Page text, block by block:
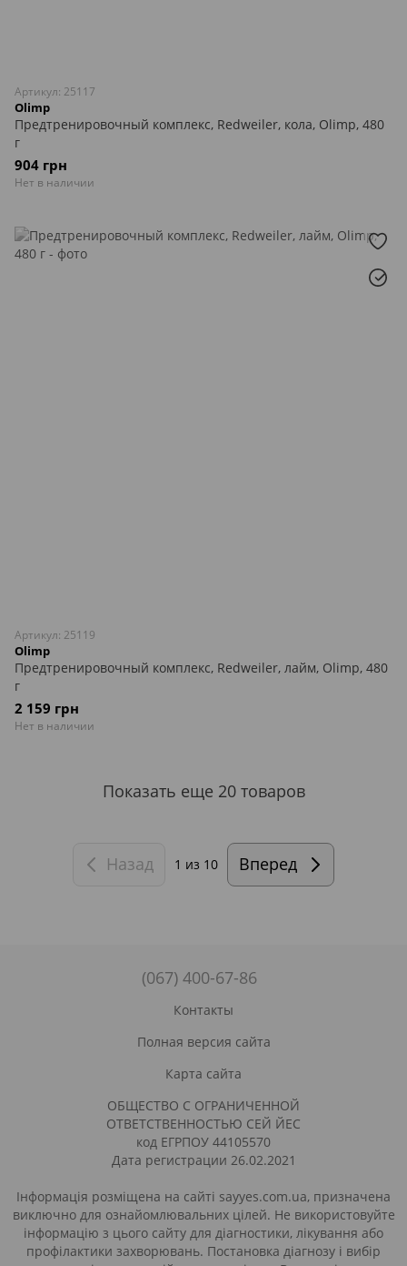
Артикул: 25117
Olimp
Предтренировочный комплекс, Redweiler, кола, Olimp, 480
г
904 грн
Нет в наличии
Артикул: 25119
Olimp
Предтренировочный комплекс, Redweiler, лайм, Olimp, 480
г
2 159 грн
Нет в наличии
Показать еще 20 товаров
Назад 1 из 10 Вперед
(067) 400-67-86
Контакты
Полная версия сайта
Карта сайта
ОБЩЕСТВО С ОГРАНИЧЕННОЙ
ОТВЕТСТВЕННОСТЬЮ СЕЙ ЙЕС
код ЕГРПОУ 44105570
Дата регистрации 26.02.2021
Інформація розміщена на сайті sayyes.com.ua, призначена
виключно для ознайомлювальних цілей. Не використовуйте
інформацію з цього сайту для діагностики, лікування або
профілактики захворювань. Постановка діагнозу і вибір